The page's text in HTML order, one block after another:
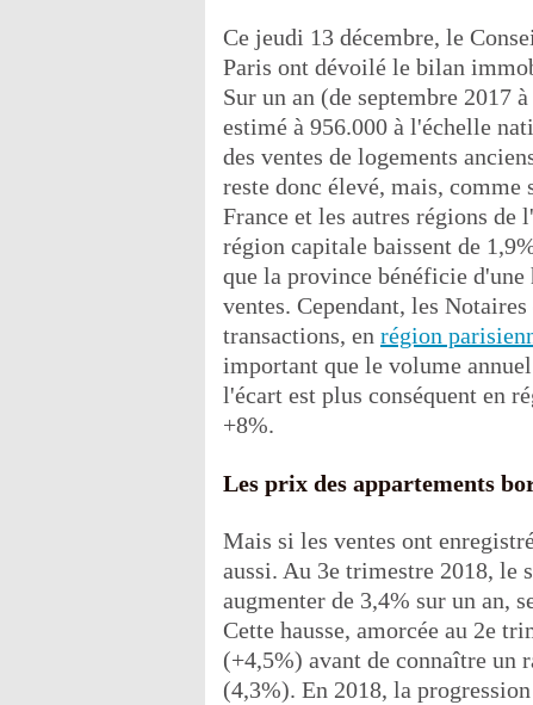
Ce jeudi 13 décembre, le
Paris ont dévoilé le bilan
Sur un an (de septembre 2017
estimé à 956.000 à l'échelle
des ventes de logements
reste donc élevé, mais,
France et les autres régions de
région capitale baissent de
que la province bénéficie d'une
ventes. Cependant, les
transactions, en région
important que le volume
l'écart est plus conséquent en
+8%.
Les prix des appartements
Mais si les ventes ont
aussi. Au 3e trimestre 2018, le
augmenter de 3,4% sur un an,
Cette hausse, amorcée au 2e
(+4,5%) avant de connaître un
(4,3%). En 2018, la